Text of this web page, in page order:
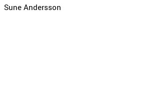
Sune Andersson